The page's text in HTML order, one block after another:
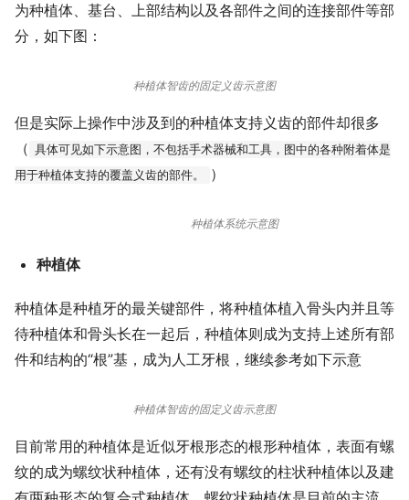
为种植体、基台、上部结构以及各部件之间的连接部件等部
分，如下图：
种植体智齿的固定义齿示意图
但是实际上操作中涉及到的种植体支持义齿的部件却很多
（ 具体可见如下示意图，不包括手术器械和工具，图中的各种附着体是
用于种植体支持的覆盖义齿的部件。
）
种植体系统示意图
种植体
种植体是种植牙的最关键部件，将种植体植入骨头内并且等
待种植体和骨头长在一起后，种植体则成为支持上述所有部
件和结构的“根”基，成为人工牙根，继续参考如下示意
种植体智齿的固定义齿示意图
目前常用的种植体是近似牙根形态的根形种植体，表面有螺
纹的成为螺纹状种植体，还有没有螺纹的柱状种植体以及建